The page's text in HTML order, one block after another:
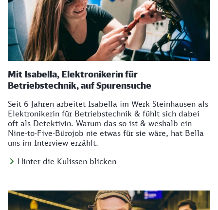
Mit Isabella, Elektronikerin für
Betriebstechnik, auf Spurensuche
Seit 6 Jahren arbeitet Isabella im Werk Steinhausen als
Elektronikerin für Betriebstechnik & fühlt sich dabei
oft als Detektivin. Warum das so ist & weshalb ein
Nine-to-Five-Bürojob nie etwas für sie wäre, hat Bella
uns im Interview erzählt.
Hinter die Kulissen blicken